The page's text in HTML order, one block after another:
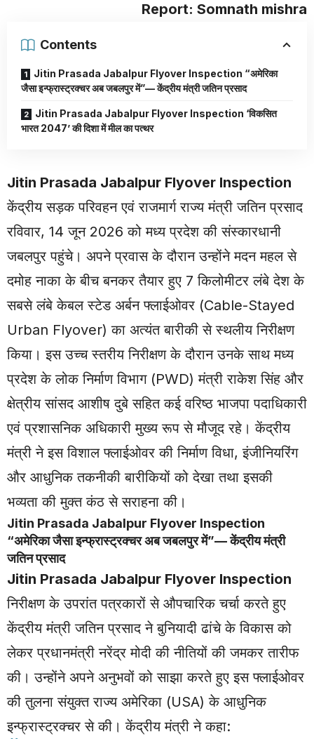
Report: Somnath mishra
Contents
Jitin Prasada Jabalpur Flyover Inspection “अमेरिका
जैसा इन्फ्रास्ट्रक्चर अब जबलपुर में”— केंद्रीय मंत्री जतिन प्रसाद
Jitin Prasada Jabalpur Flyover Inspection ‘विकसित
भारत 2047’ की दिशा में मील का पत्थर
Jitin Prasada Jabalpur Flyover Inspection
केंद्रीय सड़क परिवहन एवं राजमार्ग राज्य मंत्री जतिन प्रसाद
रविवार, 14 जून 2026 को मध्य प्रदेश की संस्कारधानी
जबलपुर पहुंचे। अपने प्रवास के दौरान उन्होंने मदन महल से
दमोह नाका के बीच बनकर तैयार हुए 7 किलोमीटर लंबे देश के
सबसे लंबे केबल स्टेड अर्बन फ्लाईओवर (Cable-Stayed
Urban Flyover) का अत्यंत बारीकी से स्थलीय निरीक्षण
किया। इस उच्च स्तरीय निरीक्षण के दौरान उनके साथ मध्य
प्रदेश के लोक निर्माण विभाग (PWD) मंत्री राकेश सिंह और
क्षेत्रीय सांसद आशीष दुबे सहित कई वरिष्ठ भाजपा पदाधिकारी
एवं प्रशासनिक अधिकारी मुख्य रूप से मौजूद रहे। केंद्रीय
मंत्री ने इस विशाल फ्लाईओवर की निर्माण विधा, इंजीनियरिंग
और आधुनिक तकनीकी बारीकियों को देखा तथा इसकी
भव्यता की मुक्त कंठ से सराहना की।
Jitin Prasada Jabalpur Flyover Inspection
“अमेरिका जैसा इन्फ्रास्ट्रक्चर अब जबलपुर में”— केंद्रीय मंत्री
जतिन प्रसाद
Jitin Prasada Jabalpur Flyover Inspection
निरीक्षण के उपरांत पत्रकारों से औपचारिक चर्चा करते हुए
केंद्रीय मंत्री जतिन प्रसाद ने बुनियादी ढांचे के विकास को
लेकर प्रधानमंत्री नरेंद्र मोदी की नीतियों की जमकर तारीफ
की। उन्होंने अपने अनुभवों को साझा करते हुए इस फ्लाईओवर
की तुलना संयुक्त राज्य अमेरिका (USA) के आधुनिक
इन्फ्रास्ट्रक्चर से की। केंद्रीय मंत्री ने कहा: